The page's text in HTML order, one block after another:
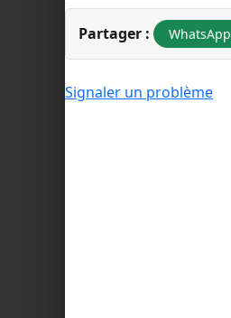
Partager : WhatsApp
Signaler un problème